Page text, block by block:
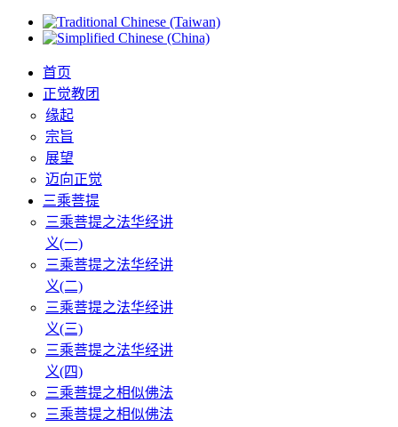
首页
正觉教团
缘起
宗旨
展望
迈向正觉
三乘菩提
三乘菩提之法华经讲
义(一)
三乘菩提之法华经讲
义(二)
三乘菩提之法华经讲
义(三)
三乘菩提之法华经讲
义(四)
三乘菩提之相似佛法
三乘菩提之相似佛法